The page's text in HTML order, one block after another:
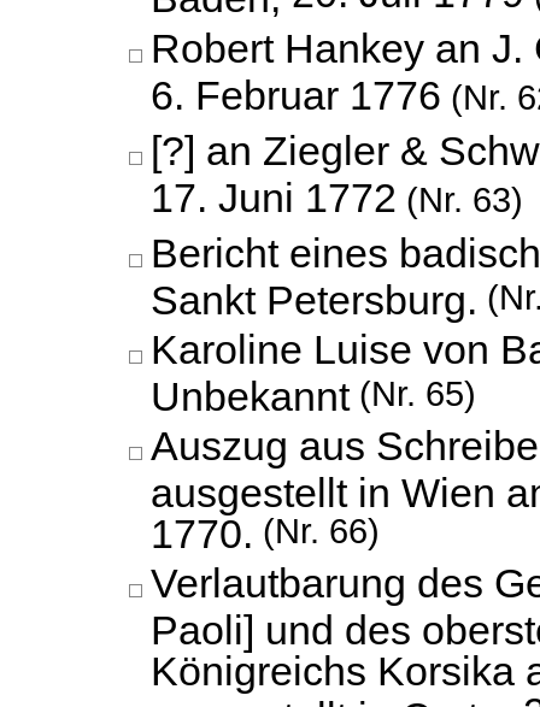
Robert Hankey an J.
6. Februar 1776 (Nr.
[?] an Ziegler &
17. Juni 1772 (Nr. 63)
Bericht eines
Sankt Petersburg.
Karoline Luise von
Unbekannt (Nr. 65)
Auszug aus
ausgestellt in Wien
1770. (Nr. 66)
Verlautbarung des
Paoli] und des
Königreichs Korsika